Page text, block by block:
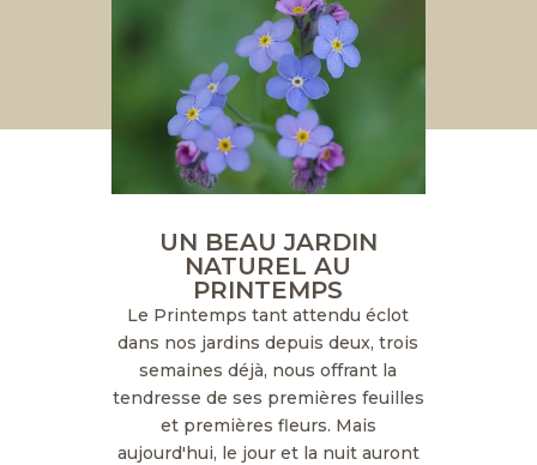
UN BEAU JARDIN
NATUREL AU
PRINTEMPS
Le Printemps tant attendu éclot
dans nos jardins depuis deux, trois
semaines déjà, nous offrant la
tendresse de ses premières feuilles
et premières fleurs. Mais
aujourd'hui, le jour et la nuit auront